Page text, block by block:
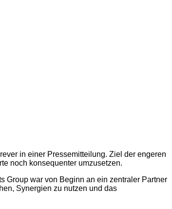
in einer Pressemitteilung. Ziel der engeren
noch konsequenter umzusetzen.
Group war von Beginn an ein zentraler Partner
Synergien zu nutzen und das